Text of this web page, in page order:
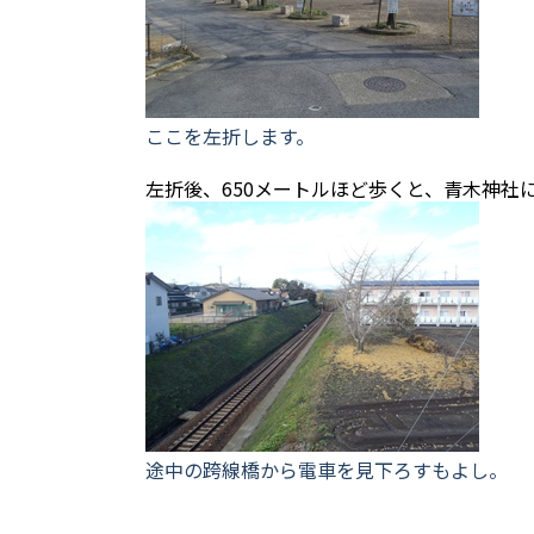
ここを左折します。
左折後、650メートルほど歩くと、青木神社
途中の跨線橋から電車を見下ろすもよし。